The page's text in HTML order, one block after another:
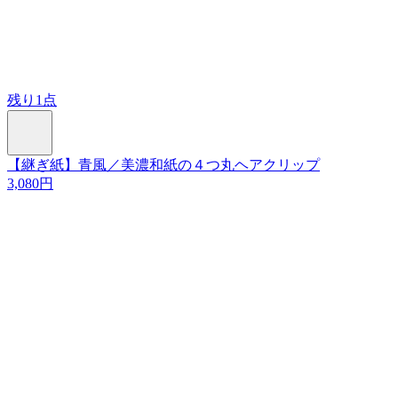
残り1点
【継ぎ紙】青風／美濃和紙の４つ丸ヘアクリップ
3,080円